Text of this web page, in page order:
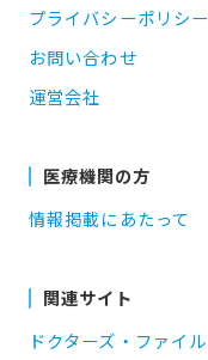
プライバシーポリシー
お問い合わせ
運営会社
医療機関の方
情報掲載にあたって
関連サイト
ドクターズ・ファイル